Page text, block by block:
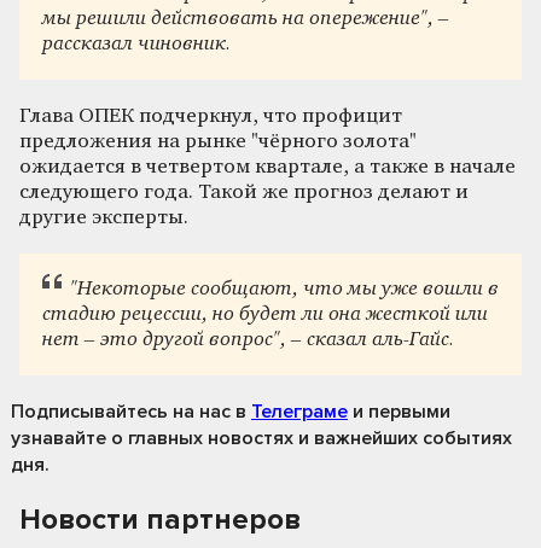
мы решили действовать на опережение", –
рассказал чиновник.
Глава ОПЕК подчеркнул, что профицит
предложения на рынке "чёрного золота"
ожидается в четвертом квартале, а также в начале
следующего года. Такой же прогноз делают и
другие эксперты.
"Некоторые сообщают, что мы уже вошли в
стадию рецессии, но будет ли она жесткой или
нет – это другой вопрос", – сказал аль-Гайс.
Подписывайтесь на нас в Телеграме и первыми
узнавайте о главных новостях и важнейших событиях
дня.
Новости партнеров